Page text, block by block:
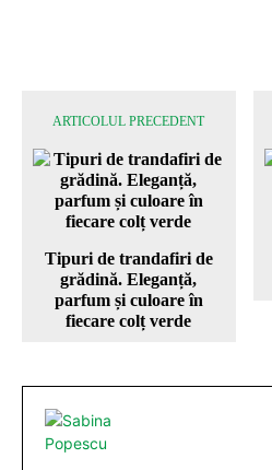
ARTICOLUL PRECEDENT
Tipuri de trandafiri de
grădină. Eleganță,
parfum și culoare în
fiecare colț verde